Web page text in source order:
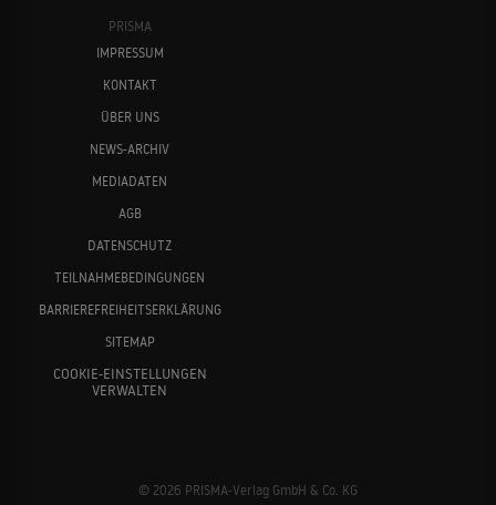
PRISMA
IMPRESSUM
KONTAKT
ÜBER UNS
NEWS-ARCHIV
MEDIADATEN
AGB
DATENSCHUTZ
TEILNAHMEBEDINGUNGEN
BARRIEREFREIHEITSERKLÄRUNG
SITEMAP
COOKIE-EINSTELLUNGEN
VERWALTEN
© 2026 PRISMA-Verlag GmbH & Co. KG